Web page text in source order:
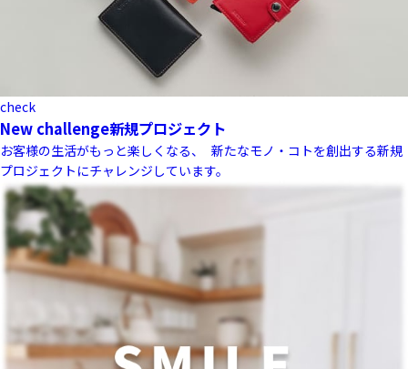
check
New challenge新規プロジェクト
お客様の生活がもっと楽しくなる、 新たなモノ・コトを創出する新規
プロジェクトにチャレンジしています。